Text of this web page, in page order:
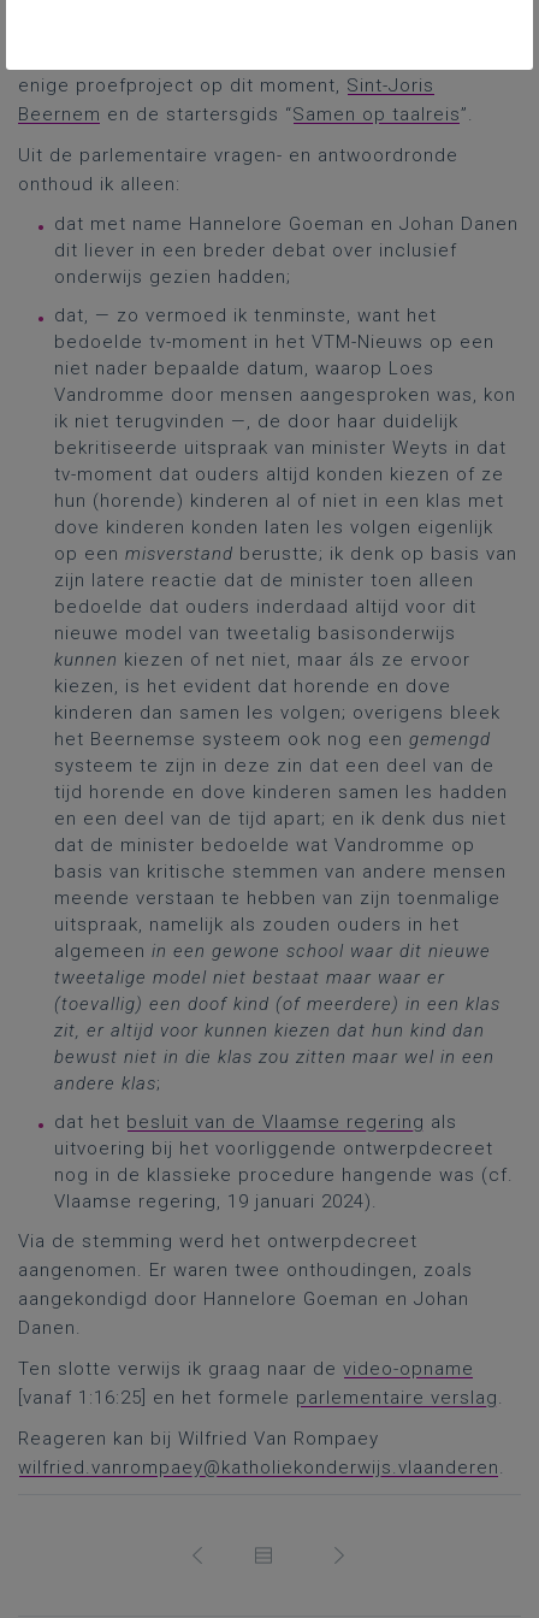
enige proefproject op dit moment, Sint-Joris
Beernem en de startersgids “Samen op taalreis”.
Uit de parlementaire vragen- en antwoordronde
onthoud ik alleen:
dat met name Hannelore Goeman en Johan Danen
dit liever in een breder debat over inclusief
onderwijs gezien hadden;
dat, — zo vermoed ik tenminste, want het
bedoelde tv-moment in het VTM-Nieuws op een
niet nader bepaalde datum, waarop Loes
Vandromme door mensen aangesproken was, kon
ik niet terugvinden —, de door haar duidelijk
bekritiseerde uitspraak van minister Weyts in dat
tv-moment dat ouders altijd konden kiezen of ze
hun (horende) kinderen al of niet in een klas met
dove kinderen konden laten les volgen eigenlijk
op een misverstand berustte; ik denk op basis van
zijn latere reactie dat de minister toen alleen
bedoelde dat ouders inderdaad altijd voor dit
nieuwe model van tweetalig basisonderwijs
kunnen kiezen of net niet, maar áls ze ervoor
kiezen, is het evident dat horende en dove
kinderen dan samen les volgen; overigens bleek
het Beernemse systeem ook nog een gemengd
systeem te zijn in deze zin dat een deel van de
tijd horende en dove kinderen samen les hadden
en een deel van de tijd apart; en ik denk dus niet
dat de minister bedoelde wat Vandromme op
basis van kritische stemmen van andere mensen
meende verstaan te hebben van zijn toenmalige
uitspraak, namelijk als zouden ouders in het
algemeen in een gewone school waar dit nieuwe
tweetalige model niet bestaat maar waar er
(toevallig) een doof kind (of meerdere) in een klas
zit, er altijd voor kunnen kiezen dat hun kind dan
bewust niet in die klas zou zitten maar wel in een
andere klas;
dat het besluit van de Vlaamse regering als
uitvoering bij het voorliggende ontwerpdecreet
nog in de klassieke procedure hangende was (cf.
Vlaamse regering, 19 januari 2024).
Via de stemming werd het ontwerpdecreet
aangenomen. Er waren twee onthoudingen, zoals
aangekondigd door Hannelore Goeman en Johan
Danen.
Ten slotte verwijs ik graag naar de video-opname
[vanaf 1:16:25] en het formele parlementaire verslag.
Reageren kan bij Wilfried Van Rompaey
wilfried.vanrompaey@katholiekonderwijs.vlaanderen.